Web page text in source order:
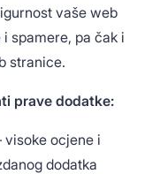
vaše web
spamere, pa čak i
stranice.
prave dodatke:
visoke ocjene i
dodatka